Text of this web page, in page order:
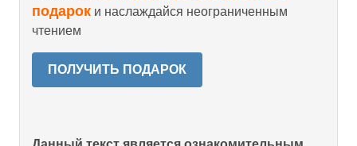
подарок и наслаждайся неограниченным
чтением
ПОЛУЧИТЬ ПОДАРОК